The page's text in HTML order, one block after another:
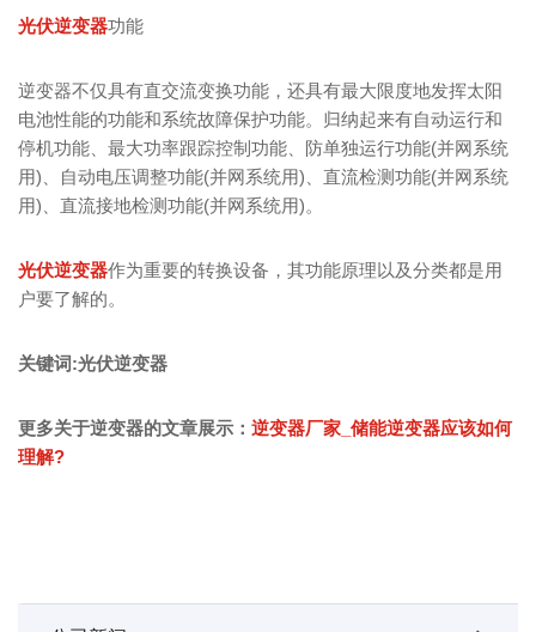
光伏逆变器功能
逆变器不仅具有直交流变换功能，还具有最大限度地发挥太阳
电池性能的功能和系统故障保护功能。归纳起来有自动运行和
停机功能、最大功率跟踪控制功能、防单独运行功能(并网系统
用)、自动电压调整功能(并网系统用)、直流检测功能(并网系统
用)、直流接地检测功能(并网系统用)。
光伏逆变器作为重要的转换设备，其功能原理以及分类都是用
户要了解的。
关键词:光伏逆变器
更多关于逆变器的文章展示： 逆变器厂家_储能逆变器应该如何
理解?